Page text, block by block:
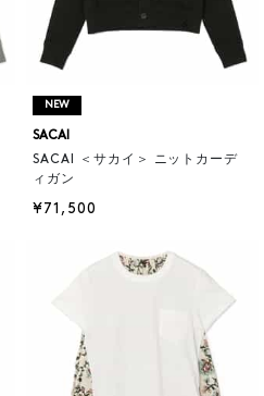
NEW
SACAI
SACAI ＜サカイ＞ ニットカーデ
ィガン
¥71,500